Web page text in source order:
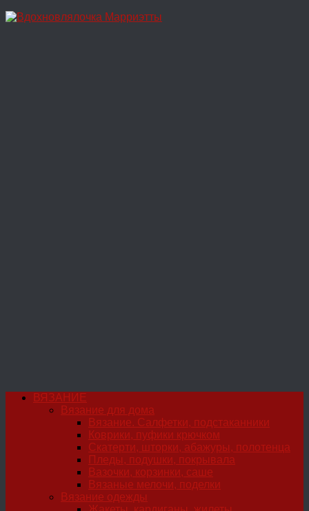
Перейти
ВЯЗАНИЕ
Вязание для дома
Вязание. Салфетки, подстаканники
Коврики, пуфики крючком
Скатерти, шторки, абажуры, полотенца
Пледы, подушки, покрывала
Вазочки, корзинки, саше
Вязаные мелочи, поделки
Вязание одежды